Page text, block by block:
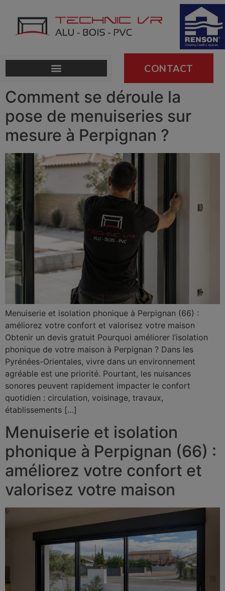
CONTACT
Comment se déroule la
pose de menuiseries sur
mesure à Perpignan ?
Menuiserie et isolation phonique à Perpignan (66) :
améliorez votre confort et valorisez votre maison
Obtenir un devis gratuit Pourquoi améliorer l’isolation
phonique de votre maison à Perpignan ? Dans les
Pyrénées-Orientales, vivre dans un environnement
agréable est une priorité. Pourtant, les nuisances
sonores peuvent rapidement impacter le confort
quotidien : circulation, voisinage, travaux,
établissements […]
Menuiserie et isolation
phonique à Perpignan (66) :
améliorez votre confort et
valorisez votre maison